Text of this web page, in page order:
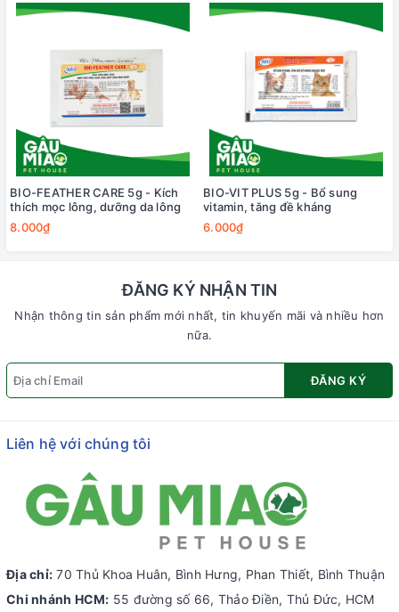
BIO-FEATHER CARE 5g - Kích
thích mọc lông, dưỡng da lông
8.000₫
BIO-VIT PLUS 5g - Bổ sung
vitamin, tăng đề kháng
6.000₫
ĐĂNG KÝ NHẬN TIN
Nhận thông tin sản phẩm mới nhất, tin khuyến mãi và nhiều hơn
nữa.
ĐĂNG KÝ
Liên hệ với chúng tôi
Địa chỉ: 70 Thủ Khoa Huân, Bình Hưng, Phan Thiết, Bình Thuận
Chi nhánh HCM: 55 đường số 66, Thảo Điền, Thủ Đức, HCM